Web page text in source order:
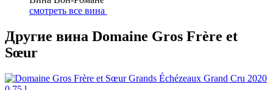
смотреть все вина
Другие вина Domaine Gros Frère et
Sœur